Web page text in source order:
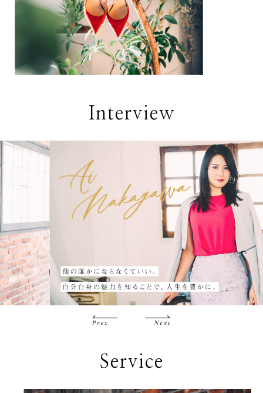
Interview
Service